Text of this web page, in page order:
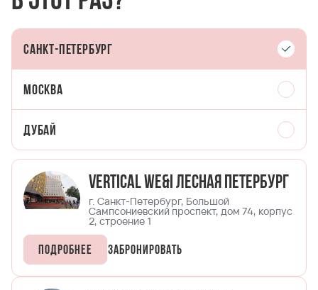
Санкт-Петербург
Москва
Дубай
Vertical We&I Лесная Петербург
г. Санкт-Петербург, Большой
Сампсониевский проспект, дом 74, корпус
2, строение 1
Подробнее Забронировать